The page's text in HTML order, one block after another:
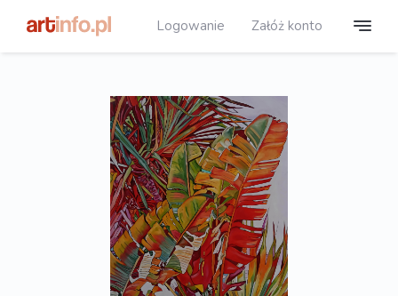
Logowanie Załóż konto